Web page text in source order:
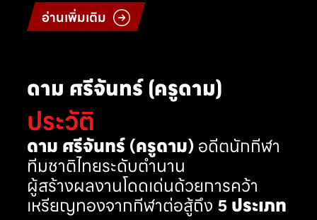
อ่านเพิ่มเติม
ดาม ศรีจันทร์ (ครูดาม)
ประวัติ
ดาม ศรีจันทร์ (ครูดาม)อดีตนักกีฬา
ทีมชาติไทยระดับตำนาน
ผู้สร้างผลงานโดดเด่นด้วยการคว้า
เหรียญทองจากกีฬาต่อสู้ถึง 5 ประเภท